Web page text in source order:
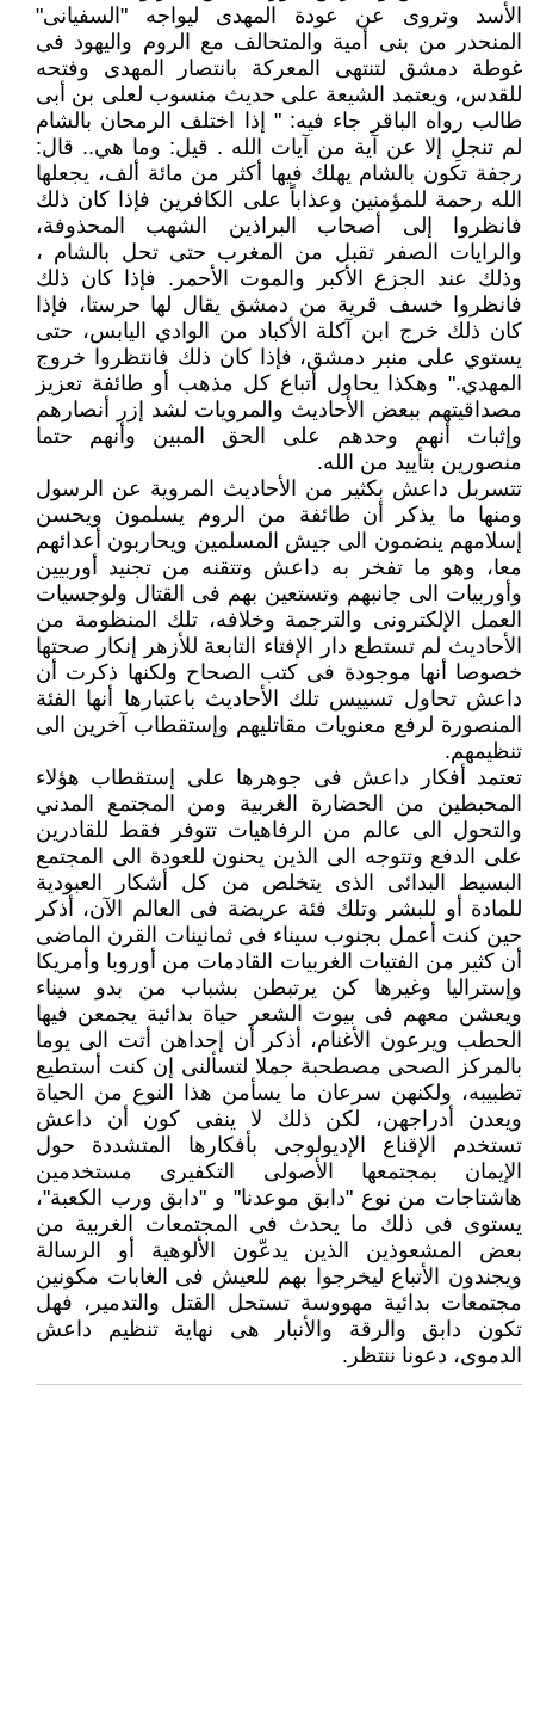
الأسد وتروى عن عودة المهدى ليواجه "السفيانى"
المنحدر من بنى أمية والمتحالف مع الروم واليهود فى
غوطة دمشق لتنتهى المعركة بانتصار المهدى وفتحه
للقدس، ويعتمد الشيعة على حديث منسوب لعلى بن أبى
طالب رواه الباقر جاء فيه: " إذا اختلف الرمحان بالشام
لم تنجلِ إلا عن آية من آيات الله . قيل: وما هي.. قال:
رجفة تكون بالشام يهلك فيها أكثر من مائة ألف، يجعلها
الله رحمة للمؤمنين وعذاباً على الكافرين فإذا كان ذلك
فانظروا إلى أصحاب البراذين الشهب المحذوفة،
والرايات الصفر تقبل من المغرب حتى تحل بالشام ،
وذلك عند الجزع الأكبر والموت الأحمر. فإذا كان ذلك
فانظروا خسف قرية من دمشق يقال لها حرستا، فإذا
كان ذلك خرج ابن آكلة الأكباد من الوادي اليابس، حتى
يستوي على منبر دمشق، فإذا كان ذلك فانتظروا خروج
المهدي." وهكذا يحاول أتباع كل مذهب أو طائفة تعزيز
مصداقيتهم ببعض الأحاديث والمرويات لشد إزر أنصارهم
وإثبات أنهم وحدهم على الحق المبين وأنهم حتما
منصورين بتأييد من الله.
تتسربل داعش بكثير من الأحاديث المروية عن الرسول
ومنها ما يذكر أن طائفة من الروم يسلمون ويحسن
إسلامهم ينضمون الى جيش المسلمين ويحاربون أعدائهم
معا، وهو ما تفخر به داعش وتتقنه من تجنيد أوربيين
وأوربيات الى جانبهم وتستعين بهم فى القتال ولوجسيات
العمل الإلكترونى والترجمة وخلافه، تلك المنظومة من
الأحاديث لم تستطع دار الإفتاء التابعة للأزهر إنكار صحتها
خصوصا أنها موجودة فى كتب الصحاح ولكنها ذكرت أن
داعش تحاول تسييس تلك الأحاديث باعتبارها أنها الفئة
المنصورة لرفع معنويات مقاتليهم وإستقطاب آخرين الى
تنظيمهم.
تعتمد أفكار داعش فى جوهرها على إستقطاب هؤلاء
المحبطين من الحضارة الغربية ومن المجتمع المدني
والتحول الى عالم من الرفاهيات تتوفر فقط للقادرين
على الدفع وتتوجه الى الذين يحنون للعودة الى المجتمع
البسيط البدائى الذى يتخلص من كل أشكار العبودية
للمادة أو للبشر وتلك فئة عريضة فى العالم الآن، أذكر
حين كنت أعمل بجنوب سيناء فى ثمانينات القرن الماضى
أن كثير من الفتيات الغربيات القادمات من أوروبا وأمريكا
وإستراليا وغيرها كن يرتبطن بشباب من بدو سيناء
ويعشن معهم فى بيوت الشعر حياة بدائية يجمعن فيها
الحطب ويرعون الأغنام، أذكر أن إحداهن أتت الى يوما
بالمركز الصحى مصطحبة جملا لتسألنى إن كنت أستطيع
تطبيبه، ولكنهن سرعان ما يسأمن هذا النوع من الحياة
ويعدن أدراجهن، لكن ذلك لا ينفى كون أن داعش
تستخدم الإقناع الإديولوجى بأفكارها المتشددة حول
الإيمان بمجتمعها الأصولى التكفيرى مستخدمين
هاشتاجات من نوع "دابق موعدنا" و "دابق ورب الكعبة"،
يستوى فى ذلك ما يحدث فى المجتمعات الغربية من
بعض المشعوذين الذين يدعّون الألوهية أو الرسالة
ويجندون الأتباع ليخرجوا بهم للعيش فى الغابات مكونين
مجتمعات بدائية مهووسة تستحل القتل والتدمير، فهل
تكون دابق والرقة والأنبار هى نهاية تنظيم داعش
الدموى، دعونا ننتظر.